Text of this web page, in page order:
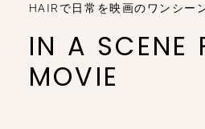
HAIRで日常を映画のワンシー
IN A SCENE
MOVIE